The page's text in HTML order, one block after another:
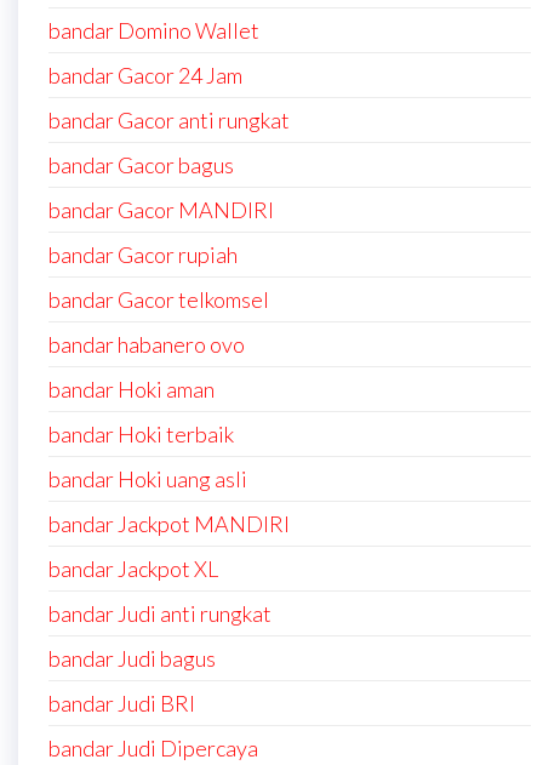
bandar Domino Wallet
bandar Gacor 24 Jam
bandar Gacor anti rungkat
bandar Gacor bagus
bandar Gacor MANDIRI
bandar Gacor rupiah
bandar Gacor telkomsel
bandar habanero ovo
bandar Hoki aman
bandar Hoki terbaik
bandar Hoki uang asli
bandar Jackpot MANDIRI
bandar Jackpot XL
bandar Judi anti rungkat
bandar Judi bagus
bandar Judi BRI
bandar Judi Dipercaya